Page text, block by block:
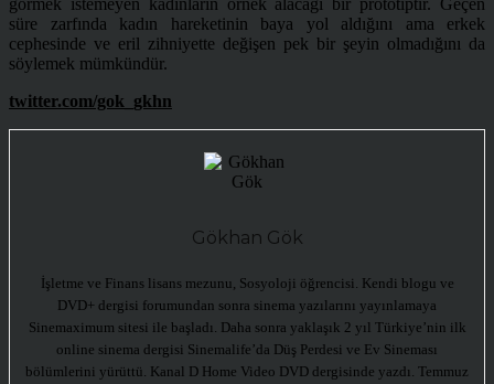
süre zarfında kadın hareketinin baya yol aldığını ama erkek
cephesinde ve eril zihniyette değişen pek bir şeyin olmadığını da
söylemek mümkündür.
twitter.com/gok_gkhn
Gökhan Gök
İşletme ve Finans lisans mezunu, Sosyoloji öğrencisi. Kendi blogu ve
DVD+ dergisi forumundan sonra sinema yazılarını yayınlamaya
Sinemaximum sitesi ile başladı. Daha sonra yaklaşık 2 yıl Türkiye’nin ilk
online sinema dergisi Sinemalife’da Düş Perdesi ve Ev Sineması
bölümlerini yürüttü. Kanal D Home Video DVD dergisinde yazdı. Temmuz